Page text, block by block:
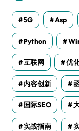
5G Asp
Python
互联网 优
内容创新
国际SEO
实战指南